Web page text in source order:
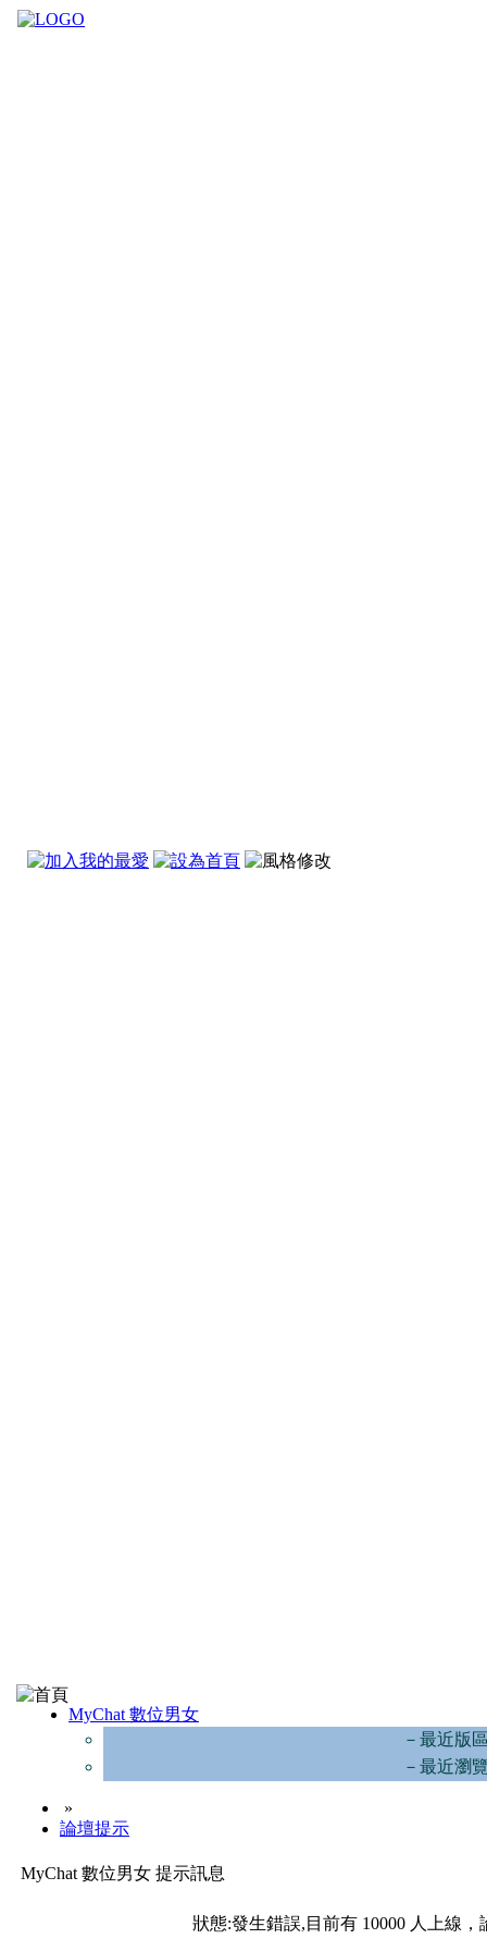
MyChat 數位男女
－最近版
－最近瀏
»
論壇提示
MyChat 數位男女 提示訊息
狀態:發生錯誤,目前有 10000 人上線